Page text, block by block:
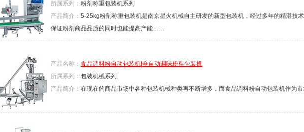
所属系列： 粉剂称重包装机系列
产品简介： 5-25kg粉剂称重包装机是南京星火机械自主研发的新型包装机，经过多年的精湛技
保证粉剂商品品质的同时也能提高产能……
产品名称： 食品调料粉自动包装机|全自动调味粉料包装机
所属系列： 包装机械系列
产品简介： 在现在的商品市场中各种包装机械种类再不断增多，而食品调料粉自动包装机作为